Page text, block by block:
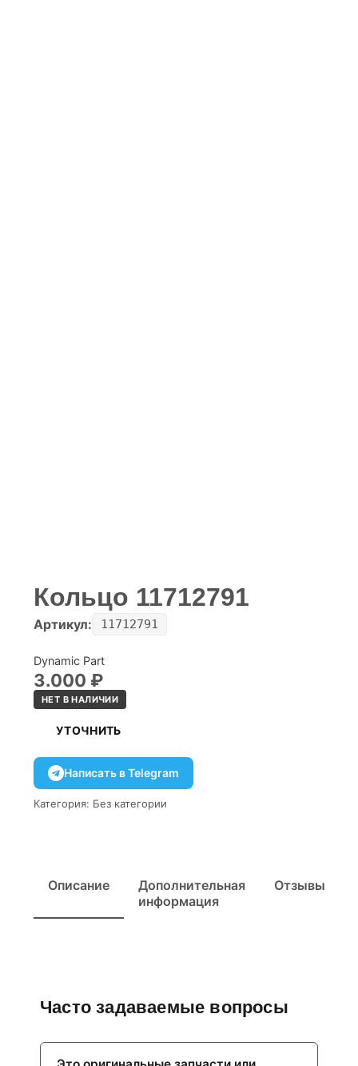
Кольцо 11712791
Артикул: 11712791
Dynamic Part
3.000 ₽
НЕТ В НАЛИЧИИ
УТОЧНИТЬ
Написать в Telegram
Категория: Без категории
Описание
Дополнительная
информация
Отзывы
Часто задаваемые вопросы